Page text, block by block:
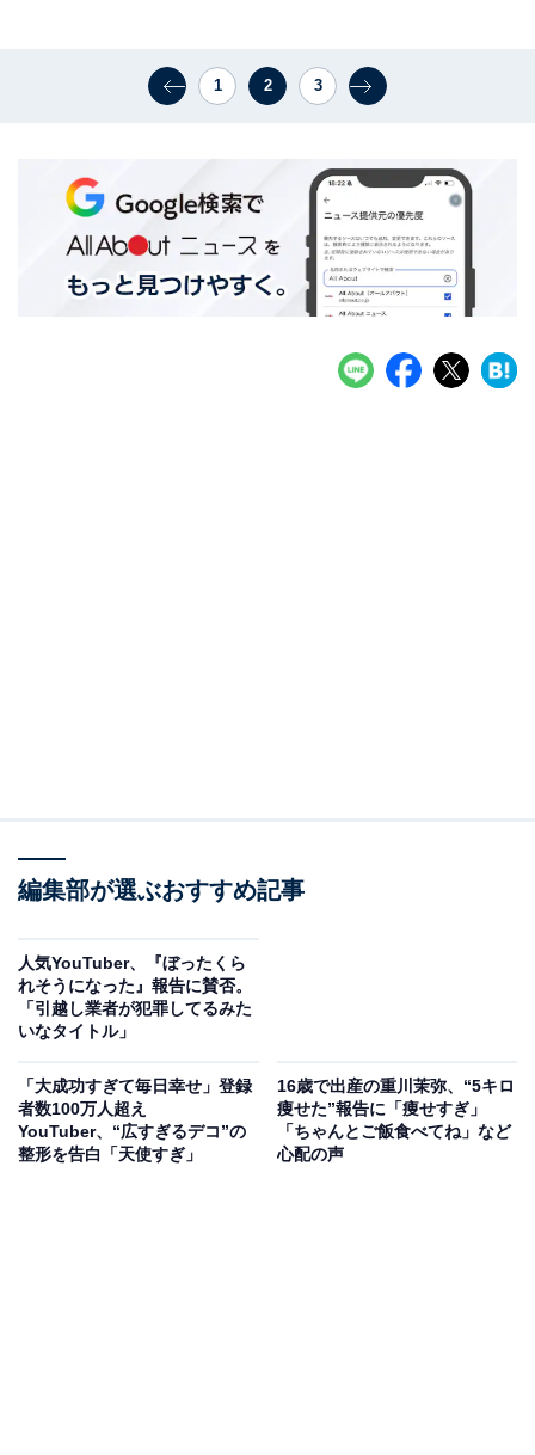
1 2 3
編集部が選ぶおすすめ記事
人気YouTuber、『ぼったくら
れそうになった』報告に賛否。
「引越し業者が犯罪してるみた
いなタイトル」
「大成功すぎて毎日幸せ」登録
者数100万人超え
YouTuber、“広すぎるデコ”の
整形を告白「天使すぎ」
16歳で出産の重川茉弥、“5キロ
痩せた”報告に「痩せすぎ」
「ちゃんとご飯食べてね」など
心配の声